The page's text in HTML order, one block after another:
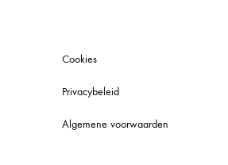
Cookies
Privacybeleid
Algemene voorwaarden